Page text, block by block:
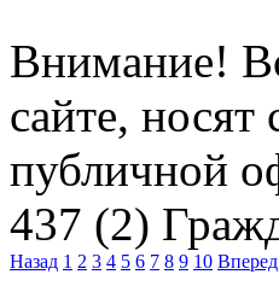
Внимание!
сайте, носят
публичной
437 (2)
Назад 1 2 3 4 5 6 7 8 9 10 Вперед